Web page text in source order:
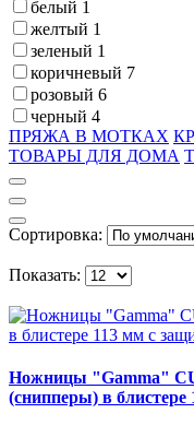
белый 1
желтый 1
зеленый 1
коричневый 7
розовый 6
черный 4
ПРЯЖА В МОТКАХ
ТОВАРЫ ДЛЯ ДОМА
Сортировка:
Показать:
Ножницы "Gamma"
(снипперы) в